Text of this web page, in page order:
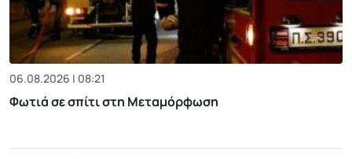
06.08.2026 | 08:21
Φωτιά σε σπίτι στη Μεταμόρφωση